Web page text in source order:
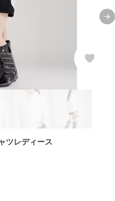
ツレディース